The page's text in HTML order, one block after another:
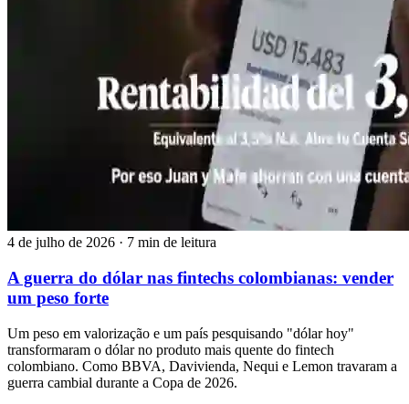
4 de julho de 2026 · 7 min de leitura
A guerra do dólar nas fintechs colombianas: vender
um peso forte
Um peso em valorização e um país pesquisando "dólar hoy"
transformaram o dólar no produto mais quente do fintech
colombiano. Como BBVA, Davivienda, Nequi e Lemon travaram a
guerra cambial durante a Copa de 2026.